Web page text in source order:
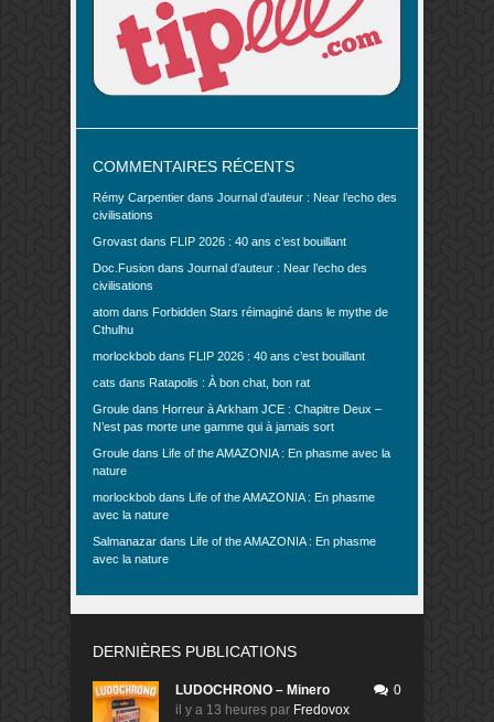
COMMENTAIRES RÉCENTS
Rémy Carpentier dans Journal d’auteur : Near l’echo des
civilisations
Grovast dans FLIP 2026 : 40 ans c’est bouillant
Doc.Fusion dans Journal d’auteur : Near l’echo des
civilisations
atom dans Forbidden Stars réimaginé dans le mythe de
Cthulhu
morlockbob dans FLIP 2026 : 40 ans c’est bouillant
cats dans Ratapolis : À bon chat, bon rat
Groule dans Horreur à Arkham JCE : Chapitre Deux –
N’est pas morte une gamme qui à jamais sort
Groule dans Life of the AMAZONIA : En phasme avec la
nature
morlockbob dans Life of the AMAZONIA : En phasme
avec la nature
Salmanazar dans Life of the AMAZONIA : En phasme
avec la nature
DERNIÈRES PUBLICATIONS
LUDOCHRONO – Minero
il y a 13 heures par Fredovox
0